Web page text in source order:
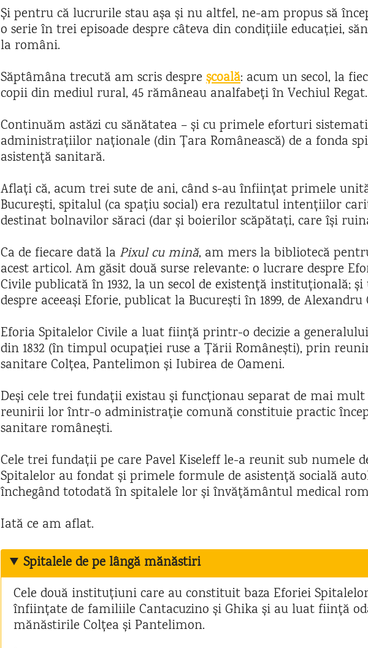
Și pentru că lucrurile stau așa și nu altfel, ne-am propus să
o serie în trei episoade despre câteva din condițiile educației,
la români.
Săptâmâna trecută am scris despre școală: acum un secol, la
copii din mediul rural, 45 rămâneau analfabeți în Vechiul Regat.
Continuăm astăzi cu sănătatea – și cu primele eforturi
administrațiilor naționale (din Țara Românească) de a fonda
asistență sanitară.
Aflați că, acum trei sute de ani, când s-au înființat primele
București, spitalul (ca spațiu social) era rezultatul intențiilor
destinat bolnavilor săraci (dar și boierilor scăpătați, care își
Ca de fiecare dată la Pixul cu mină, am mers la bibliotecă
acest articol. Am găsit două surse relevante: o lucrare despre
Civile publicată în 1932, la un secol de existență instituțională;
despre aceeași Eforie, publicat la București în 1899, de Alexandru
Eforia Spitalelor Civile a luat ființă printr-o decizie a
din 1832 (în timpul ocupației ruse a Țării Românești), prin
sanitare Colțea, Pantelimon și Iubirea de Oameni.
Deși cele trei fundații existau și funcționau separat de mai
reunirii lor într-o administrație comună constituie practic
sanitare românești.
Cele trei fundații pe care Pavel Kiseleff le-a reunit sub numele
Spitalelor au fondat și primele formule de asistență socială
închegând totodată în spitalele lor și învățământul medical
Iată ce am aflat.
Spitalele de pe lângă mănăstiri
Cele două instituțiuni care au constituit baza Eforiei
înființate de familiile Cantacuzino și Ghika și au luat ființă
mănăstirile Colțea și Pantelimon.